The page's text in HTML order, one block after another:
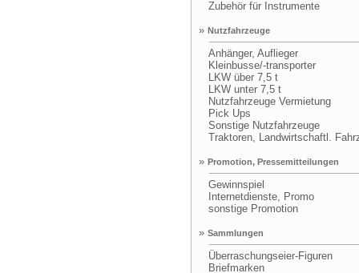
Zubehör für Instrumente
» Nutzfahrzeuge
Anhänger, Auflieger
Kleinbusse/-transporter
LKW über 7,5 t
LKW unter 7,5 t
Nutzfahrzeuge Vermietung
Pick Ups
Sonstige Nutzfahrzeuge
Traktoren, Landwirtschaftl.
» Promotion, Pressemitteilungen
Gewinnspiel
Internetdienste, Promo
sonstige Promotion
» Sammlungen
Überraschungseier-Figuren
Briefmarken